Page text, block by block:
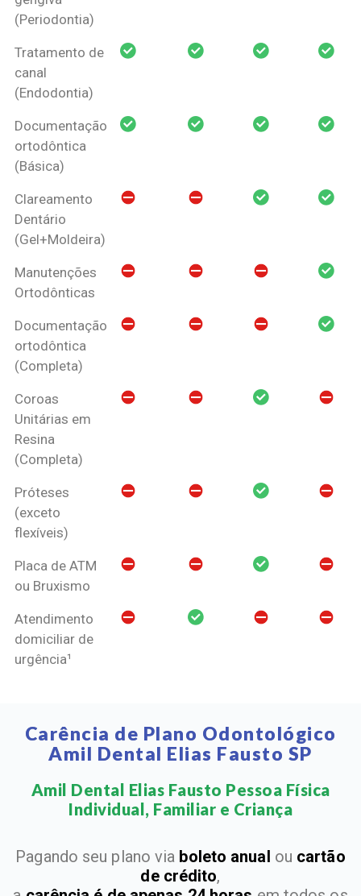
(Periodontia)
Tratamento de
canal
(Endodontia)
Documentação
ortodôntica
(Básica)
Clareamento
Dentário
(Gel+Moldeira)
Manutenções
Ortodônticas
Documentação
ortodôntica
(Completa)
Coroas
Unitárias em
Resina
(Completa)
Próteses
(exceto
flexíveis)
Placa de ATM
ou Bruxismo
Atendimento
domiciliar de
urgência¹
Carência de Plano Odontológico
Amil Dental Elias Fausto SP
Amil Dental Elias Fausto Pessoa Física
Individual, Familiar e Criança​
Pagando seu plano via boleto anual ou cartão
de crédito,